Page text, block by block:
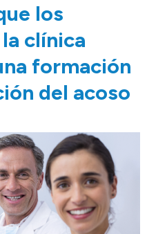
los
clínica
formación
del acoso